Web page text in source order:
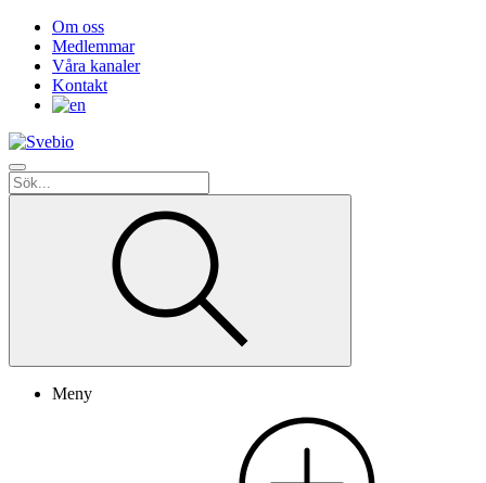
Om oss
Medlemmar
Våra kanaler
Kontakt
Meny